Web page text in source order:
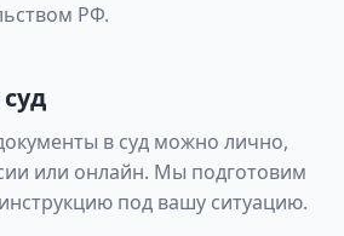
РФ.
в суд можно лично,
или онлайн. Мы подготовим
под вашу ситуацию.